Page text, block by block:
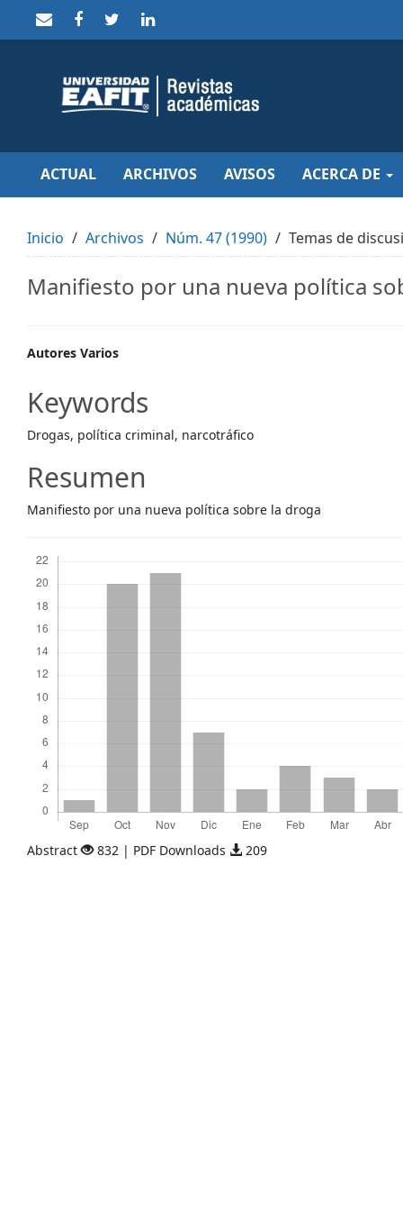
to
Main
Navigation
Content
Sidebar
ACTUAL ARCHIVOS AVISOS ACERCA DE
Inicio Archivos Núm. 47 (1990) Temas de
Manifiesto por una nueva política
Main
Article
Content
Autores Varios
Keywords
Drogas, política criminal, narcotráfico
Resumen
Manifiesto por una nueva política sobre la droga
Abstract 832 | PDF Downloads 209